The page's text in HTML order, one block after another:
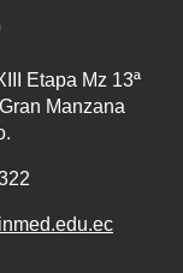
Etapa Mz 13ª
Manzana